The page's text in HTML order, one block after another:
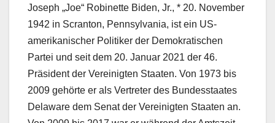
Joseph „Joe“ Robinette Biden, Jr., * 20. November
1942 in Scranton, Pennsylvania, ist ein US-
amerikanischer Politiker der Demokratischen
Partei und seit dem 20. Januar 2021 der 46.
Präsident der Vereinigten Staaten. Von 1973 bis
2009 gehörte er als Vertreter des Bundesstaates
Delaware dem Senat der Vereinigten Staaten an.